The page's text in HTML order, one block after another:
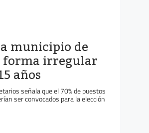
municipio de
forma irregular
años
señala que el 70% de puestos
ser convocados para la elección